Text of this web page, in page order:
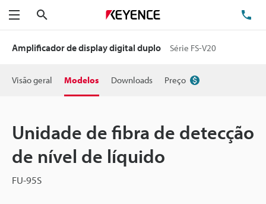
Menu
Amplificador de display digital duplo Série FS-V20
Visão geral Modelos Downloads Preço
Unidade de fibra de detecção
de nível de líquido
FU-95S